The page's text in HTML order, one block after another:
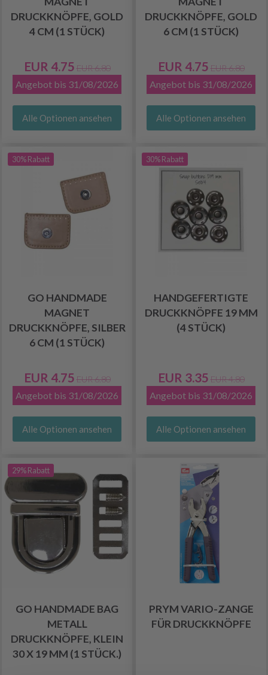
DRUCKKNÖPFE, GOLD
4 CM (1 STÜCK)
EUR 4.75 EUR 6.80
Angebot bis 31/08/2026
Alle Optionen ansehen
DRUCKKNÖPFE, GOLD
6 CM (1 STÜCK)
EUR 4.75 EUR 6.80
Angebot bis 31/08/2026
Alle Optionen ansehen
30% Rabatt
GO HANDMADE
MAGNET
DRUCKKNÖPFE, SILBER
6 CM (1 STÜCK)
EUR 4.75 EUR 6.80
Angebot bis 31/08/2026
Alle Optionen ansehen
30% Rabatt
HANDGEFERTIGTE
DRUCKKNÖPFE 19 MM
(4 STÜCK)
EUR 3.35 EUR 4.80
Angebot bis 31/08/2026
Alle Optionen ansehen
29% Rabatt
GO HANDMADE BAG
METALL
DRUCKKNÖPFE, KLEIN
30 X 19 MM (1 STÜCK.)
PRYM VARIO-ZANGE
FÜR DRUCKKNÖPFE